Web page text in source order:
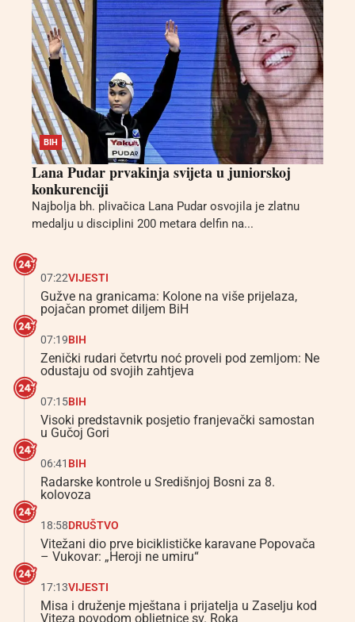
BIH
Lana Pudar prvakinja svijeta u juniorskoj
konkurenciji
Najbolja bh. plivačica Lana Pudar osvojila je zlatnu
medalju u disciplini 200 metara delfin na...
07:22VIJESTI
Gužve na granicama: Kolone na više prijelaza,
pojačan promet diljem BiH
07:19BIH
Zenički rudari četvrtu noć proveli pod zemljom: Ne
odustaju od svojih zahtjeva
07:15BIH
Visoki predstavnik posjetio franjevački samostan
u Gučoj Gori
06:41 BIH
Radarske kontrole u Središnjoj Bosni za 8.
kolovoza
18:58DRUŠTVO
Vitežani dio prve biciklističke karavane Popovača
– Vukovar: „Heroji ne umiru“
17:13VIJESTI
Misa i druženje mještana i prijatelja u Zaselju kod
Viteza povodom obljetnice sv. Roka